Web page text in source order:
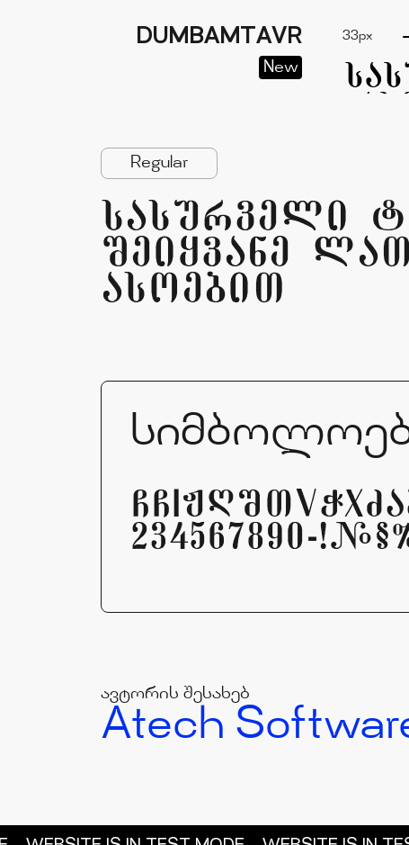
DUMBAMTAVR
New
33px
Regular
sasurveli
Seiyvane
asoebiT
234567890-
ავტორის შესახებ
Atech